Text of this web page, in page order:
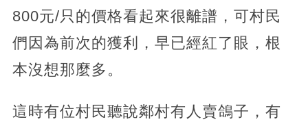
800元/只的價格看起來很離譜，可村民
們因為前次的獲利，早已經紅了眼，根
本沒想那麼多。
這時有位村民聽說鄰村有人賣鴿子，有